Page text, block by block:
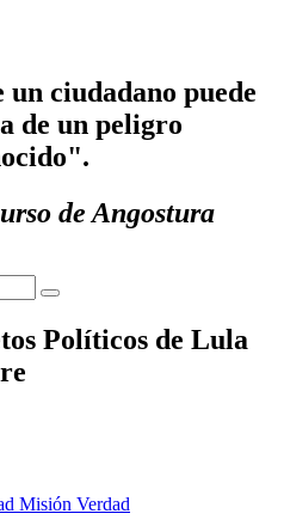
ciudadano puede
de un peligro
de Angostura
Políticos de Lula
Misión Verdad